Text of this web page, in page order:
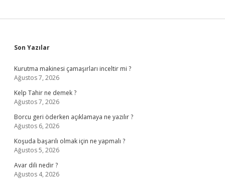
Sidebar
Son Yazılar
Kurutma makinesi çamaşırları inceltir mi ?
Ağustos 7, 2026
Kelp Tahir ne demek ?
Ağustos 7, 2026
Borcu geri öderken açıklamaya ne yazılır ?
Ağustos 6, 2026
Koşuda başarılı olmak için ne yapmalı ?
Ağustos 5, 2026
Avar dili nedir ?
Ağustos 4, 2026